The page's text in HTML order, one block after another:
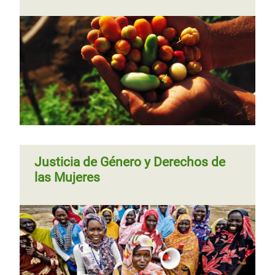
Las trabajadoras de maquilas de
Centroamérica son hoy defensoras
de derechos
página
Justicia de Género y Derechos de
las Mujeres